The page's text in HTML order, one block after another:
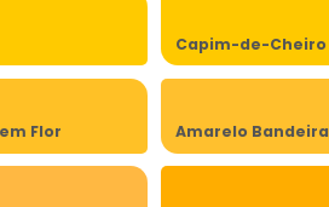
Capim-de-Cheiro
Flor Amarelo Bandeira